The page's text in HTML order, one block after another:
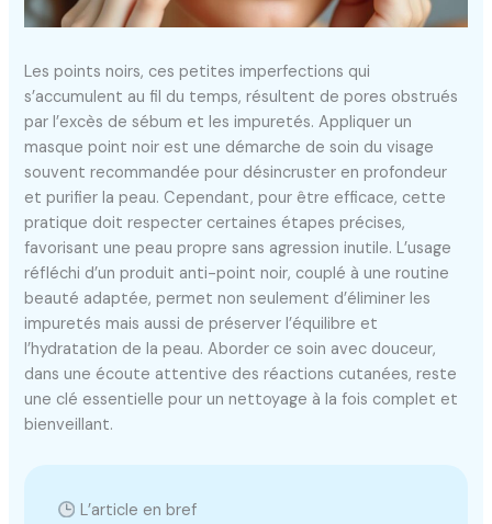
Les points noirs, ces petites imperfections qui
s’accumulent au fil du temps, résultent de pores obstrués
par l’excès de sébum et les impuretés. Appliquer un
masque point noir est une démarche de soin du visage
souvent recommandée pour désincruster en profondeur
et purifier la peau. Cependant, pour être efficace, cette
pratique doit respecter certaines étapes précises,
favorisant une peau propre sans agression inutile. L’usage
réfléchi d’un produit anti-point noir, couplé à une routine
beauté adaptée, permet non seulement d’éliminer les
impuretés mais aussi de préserver l’équilibre et
l’hydratation de la peau. Aborder ce soin avec douceur,
dans une écoute attentive des réactions cutanées, reste
une clé essentielle pour un nettoyage à la fois complet et
bienveillant.
L’article en bref